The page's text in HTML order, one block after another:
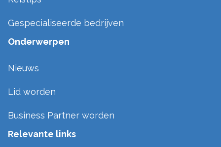
Gespecialiseerde bedrijven
Onderwerpen
Nieuws
Lid worden
Business Partner worden
Relevante links